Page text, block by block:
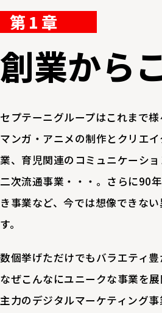
第1章
創業から
セプテーニグループはこれまで様
マンガ・アニメの制作とクリエ
業、育児関連のコミュニケーシ
二次流通事業・・・。さらに90
き事業など、今では想像できな
す。
数個挙げただけでもバラエティ豊
なぜこんなにユニークな事業を
主力のデジタルマーケティング